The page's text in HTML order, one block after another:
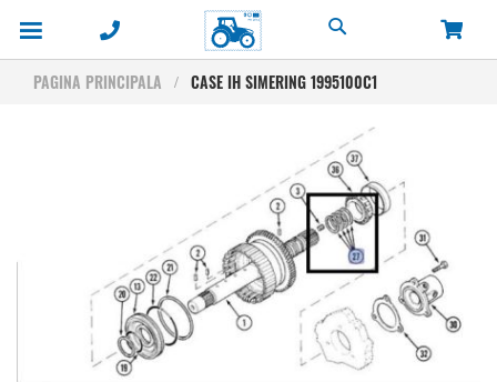
Cautare
PAGINA PRINCIPALA CASE IH SIMERING 1995100C1
images